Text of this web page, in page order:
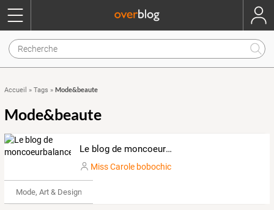
Accueil » Tags » Mode&beaute
Mode&beaute
Le blog de moncoeurbalancebobochic
Miss Carole bobochic
Mode, Art & Design